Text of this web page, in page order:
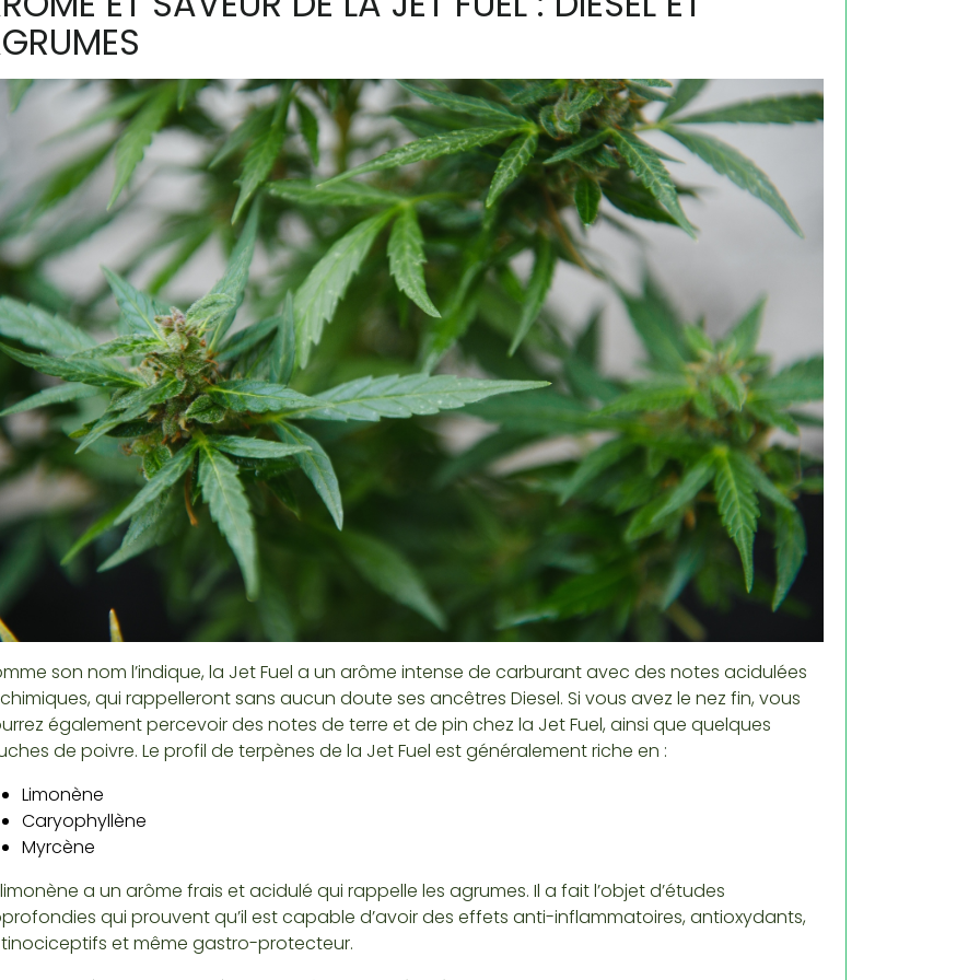
son nom l’indique, la Jet Fuel a un arôme intense de carburant avec des notes acidulées
qui rappelleront sans aucun doute ses ancêtres Diesel. Si vous avez le nez fin, vous
également percevoir des notes de terre et de pin chez la Jet Fuel, ainsi que quelques
de poivre. Le profil de terpènes de la Jet Fuel est généralement riche en :
Limonène
Caryophyllène
Myrcène
a un arôme frais et acidulé qui rappelle les agrumes. Il a fait l’objet d’études
qui prouvent qu’il est capable d’avoir des effets anti-inflammatoires, antioxydants,
et même gastro-protecteur.